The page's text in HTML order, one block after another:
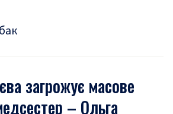
загрожує масове
– Ольга